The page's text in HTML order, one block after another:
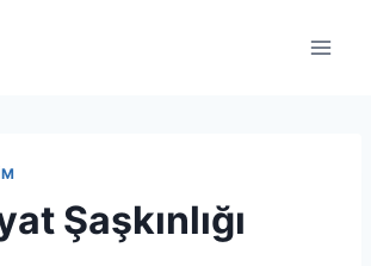
Şaşkınlığı